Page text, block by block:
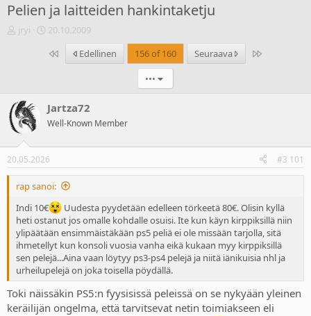
Pelien ja laitteiden hankintaketju
V
k
e
t
u
n
a
l
o
i
t
t
a
j
a
jryi
A
o
s
p
ä
v
ä
m
ä
ä
r
ä
20.10.2009
Ensimmäinen
Edellinen 156 of 160 Seuraava Last
•••
Jartza72
Well-Known Member
20.05.2026 #3 101
rap sanoi:
Indi 10€
Uudesta pyydetään edelleen törkeetä 80€. Olisin kyllä
heti ostanut jos omalle kohdalle osuisi. Ite kun käyn kirppiksillä niin
ylipäätään ensimmäistäkään ps5 peliä ei ole missään tarjolla, sitä
ihmetellyt kun konsoli vuosia vanha eikä kukaan myy kirppiksillä
sen pelejä...Aina vaan löytyy ps3-ps4 pelejä ja niitä iänikuisia nhl ja
urheilupelejä on joka toisella pöydällä.
Toki näissäkin PS5:n fyysisissä peleissä on se nykyään yleinen
keräilijän ongelma, että tarvitsevat netin toimiakseen eli